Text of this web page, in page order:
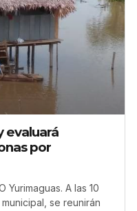
evaluará
por
Yurimaguas. A las 10
se reunirán